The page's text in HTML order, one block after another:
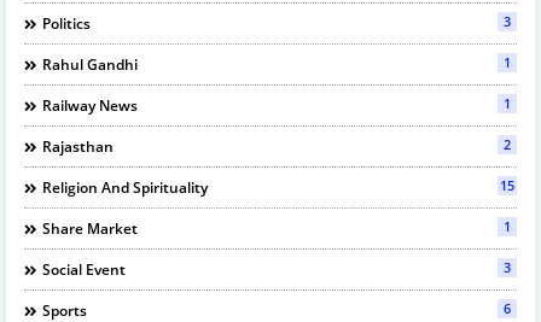
Politics 3
Rahul Gandhi 1
Railway News 1
Rajasthan 2
Religion And Spirituality 15
Share Market 1
Social Event 3
Sports 6